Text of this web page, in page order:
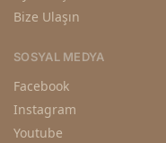
Bize Ulaşın
SOSYAL MEDYA
Facebook
Instagram
Youtube